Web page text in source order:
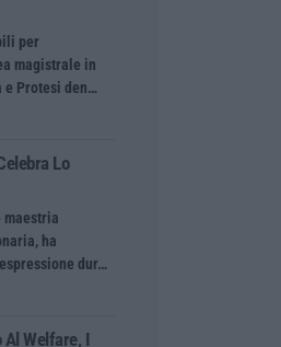
per
magistrale in
e Protesi den…
Lo
maestria
ha
dur…
Welfare, I